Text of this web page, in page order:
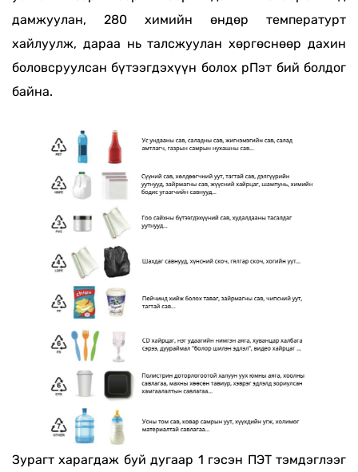
дамжуулан, 280 химийн өндөр температурт
хайлуулж, дараа нь талсжуулан хөргөснөөр дахин
боловсруулсан бүтээгдэхүүн болох рПэт бий болдог
байна.
Зурагт харагдаж буй дугаар 1 гэсэн ПЭТ тэмдэглээг